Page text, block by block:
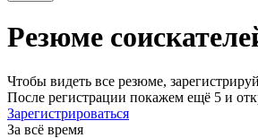
Резюме
Чтобы видеть все резюме,
После регистрации покажем ещё 5 и
Зарегистрироваться
За всё время